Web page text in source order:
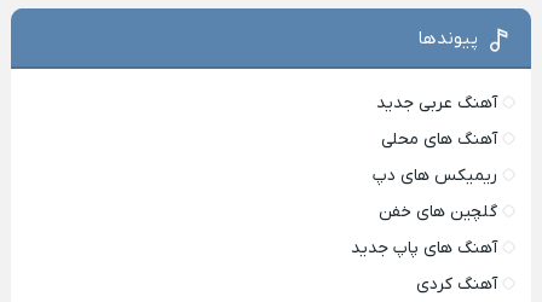
پیوندها
آهنگ عربی جدید
آهنگ های محلی
ریمیکس های دپ
گلچین های خفن
آهنگ های پاپ جدید
آهنگ کردی